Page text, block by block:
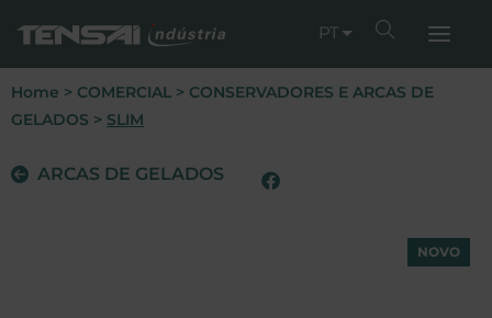
PT
Home > COMERCIAL > CONSERVADORES E ARCAS DE
GELADOS > SLIM
ARCAS DE GELADOS
NOVO